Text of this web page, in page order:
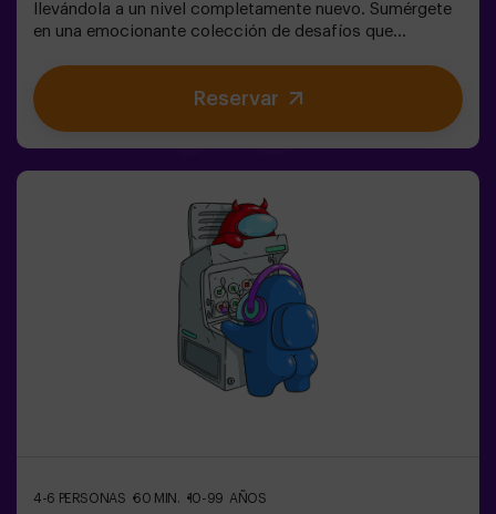
llevándola a un nivel completamente nuevo. Sumérgete
en una emocionante colección de desafíos que
niveles de dificultad para ajustarse a todos los niveles
de habilidad.💥 40 juegos únicos que mantienen la
emoción y la diversión.Trabaja en equipo para superar
actividad física y tecnológica, donde la colaboración
es fundamental. 🏆 ¡Y lo mejor de todo! Somos los
primeros en traer esta innovadora experiencia a España.
🙌 Siente la adrenalina y eleva tu diversión con Pulse Up
hoy mismo.✅ Ideal para planes con amigos | parejas |
adolescentesTodos los menores de 15 años deben ir
acompañados de un adulto que cuenta como jugador.Se
requiere calzado deportivo para jugar. Se prohibe jugar
con tacones, plataformas o descalzo. Las personas que
Reservar
4-6 PERSONAS 60 MIN. 10-99 AÑOS